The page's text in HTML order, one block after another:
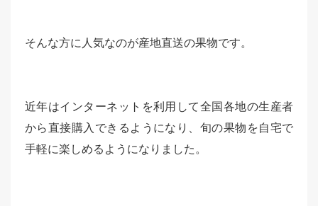
そんな方に人気なのが産地直送の果物です。
近年はインターネットを利用して全国各地の生産者
から直接購入できるようになり、旬の果物を自宅で
手軽に楽しめるようになりました。